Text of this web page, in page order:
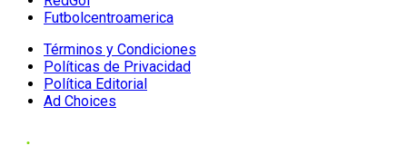
Futbolcentroamerica
Términos y Condiciones
Políticas de Privacidad
Política Editorial
Ad Choices